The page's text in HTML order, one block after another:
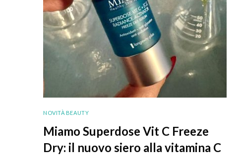
NOVITÀ BEAUTY
Miamo Superdose Vit C Freeze
Dry: il nuovo siero alla vitamina C